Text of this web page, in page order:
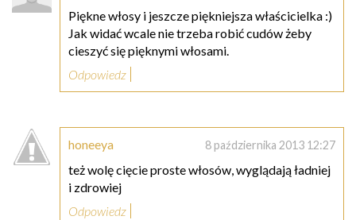
Piękne włosy i jeszcze piękniejsza właścicielka :)
Jak widać wcale nie trzeba robić cudów żeby
cieszyć się pięknymi włosami.
Odpowiedz
honeeya 8 października 2013 12:27
też wolę cięcie proste włosów, wyglądają ładniej
i zdrowiej
Odpowiedz